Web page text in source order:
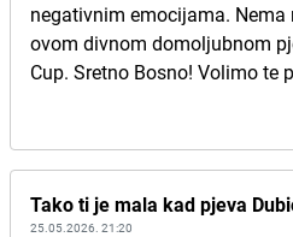
negativnim emocijama. Nema
ovom divnom domoljubnom
Cup. Sretno Bosno! Volimo te
Tako ti je mala kad pjeva
25.05.2026. 21:20